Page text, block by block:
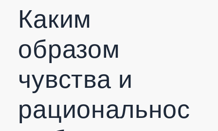
Каким
образом
чувства и
рациональнос